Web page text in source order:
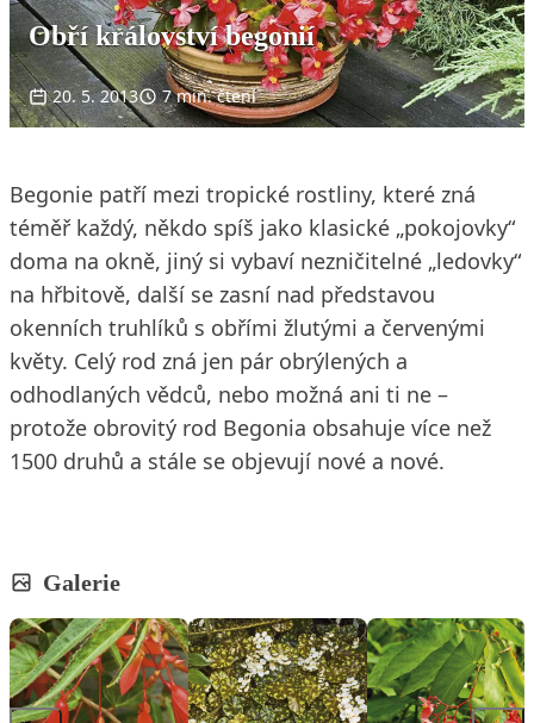
Obří království begonií
20. 5. 2013 7 min. čtení
Begonie patří mezi tropické rostliny, které zná
téměř každý, někdo spíš jako klasické „pokojovky“
doma na okně, jiný si vybaví nezničitelné „ledovky“
na hřbitově, další se zasní nad představou
okenních truhlíků s obřími žlutými a červenými
květy. Celý rod zná jen pár obrýlených a
odhodlaných vědců, nebo možná ani ti ne –
protože obrovitý rod Begonia obsahuje více než
1500 druhů a stále se objevují nové a nové.
Galerie